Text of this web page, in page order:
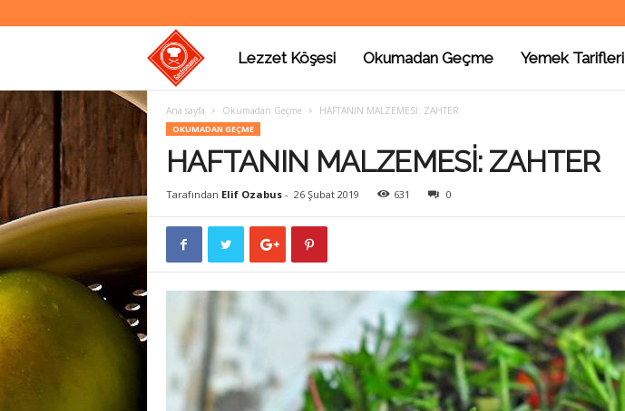
a
t
o
Lezzet Köşesi Okumadan Geçme Yemek Tarifleri
Ana sayfa Okumadan Geçme HAFTANIN MALZEMESİ: ZAHTER
OKUMADAN GEÇME
HAFTANIN MALZEMESİ: ZAHTER
Tarafından Elif Ozabus- 26 Şubat 2019 631 0